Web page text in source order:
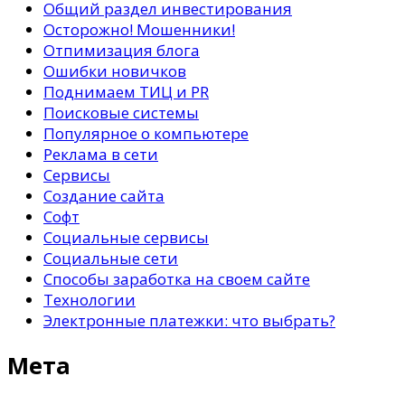
Общий раздел инвестирования
Осторожно! Мошенники!
Отпимизация блога
Ошибки новичков
Поднимаем ТИЦ и PR
Поисковые системы
Популярное о компьютере
Реклама в сети
Сервисы
Создание сайта
Софт
Социальные сервисы
Социальные сети
Способы заработка на своем сайте
Технологии
Электронные платежки: что выбрать?
Мета